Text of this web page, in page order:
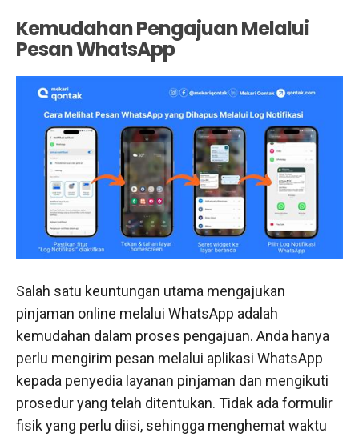
Kemudahan Pengajuan Melalui
Pesan WhatsApp
Salah satu keuntungan utama mengajukan
pinjaman online melalui WhatsApp adalah
kemudahan dalam proses pengajuan. Anda hanya
perlu mengirim pesan melalui aplikasi WhatsApp
kepada penyedia layanan pinjaman dan mengikuti
prosedur yang telah ditentukan. Tidak ada formulir
fisik yang perlu diisi, sehingga menghemat waktu